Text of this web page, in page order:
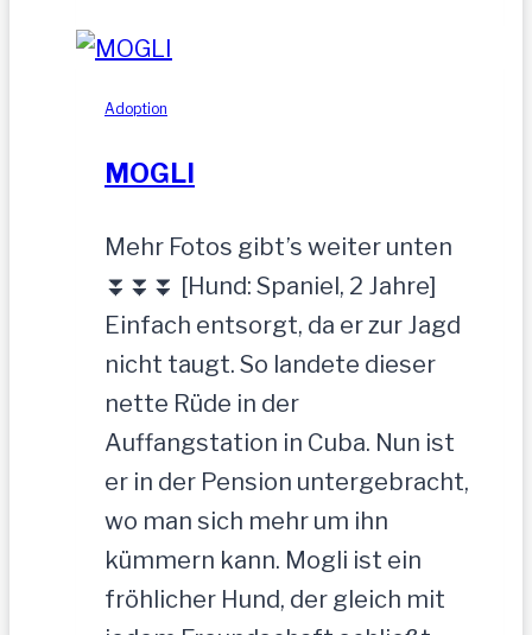
Adoption
MOGLI
Mehr Fotos gibt’s weiter unten
⏬⏬⏬ [Hund: Spaniel, 2 Jahre]
Einfach entsorgt, da er zur Jagd
nicht taugt. So landete dieser
nette Rüde in der
Auffangstation in Cuba. Nun ist
er in der Pension untergebracht,
wo man sich mehr um ihn
kümmern kann. Mogli ist ein
fröhlicher Hund, der gleich mit